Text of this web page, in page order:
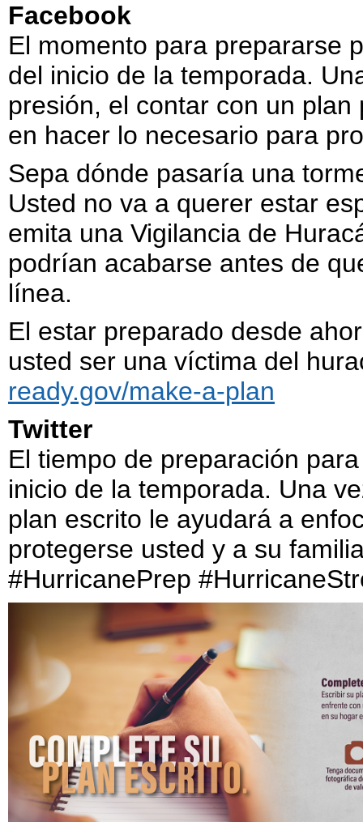
Facebook
El momento para prepararse
del inicio de la temporada.
presión, el contar con un
en hacer lo necesario para
Sepa dónde pasaría una
Usted no va a querer estar
emita una Vigilancia de
podrían acabarse antes de
línea.
El estar preparado desde
usted ser una víctima del
ready.gov/make-a-plan
Twitter
El tiempo de preparación
inicio de la temporada. Una
plan escrito le ayudará a
protegerse usted y a su
#HurricanePrep